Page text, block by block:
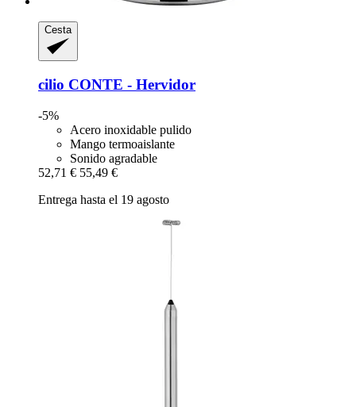
Cesta
cilio CONTE -​ Hervidor
-5%
Acero inoxidable pulido
Mango termoaislante
Sonido agradable
52,71 € 55,49 €
Entrega hasta el 19 agosto